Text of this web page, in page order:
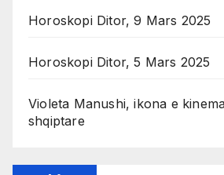
Horoskopi Ditor, 9 Mars 2025
Horoskopi Ditor, 5 Mars 2025
Violeta Manushi, ikona e
shqiptare